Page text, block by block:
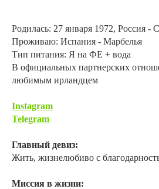
Родилась: 27 января 1972, Россия -
Проживаю: Испания - Марбелья
Тип питания: Я на ФЕ + вода
В официальных партнерских
любимым ирландцем
Instagram
Telegram
Главный девиз:
Жить, жизнелюбиво с
Миссия в жизни: